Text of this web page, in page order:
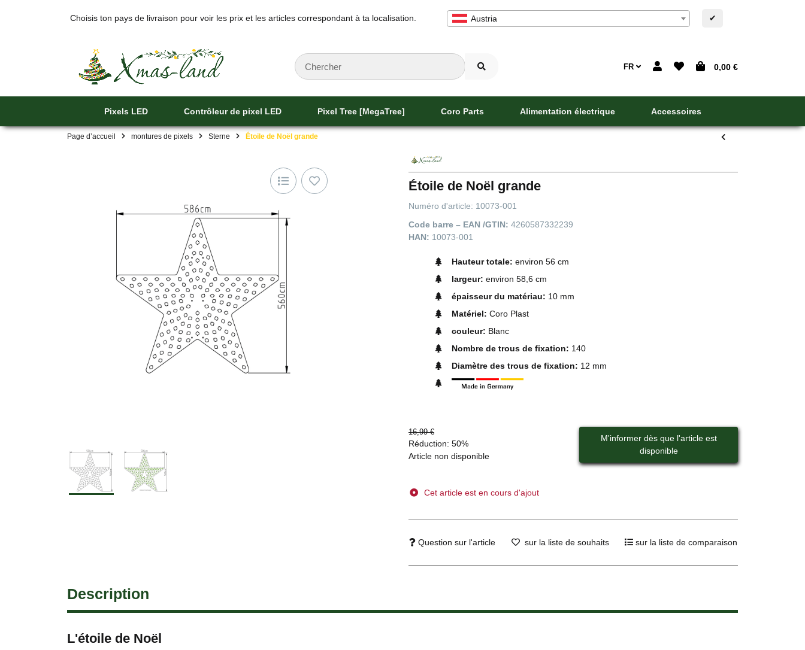
Choisis ton pays de livraison pour voir les prix et les articles correspondant à ta localisation. Austria ✔
FR 0,00 €
Pixels LED Contrôleur de pixel LED Pixel Tree [MegaTree] Coro Parts Alimentation électrique Accessoires
Page d’accueil montures de pixels Sterne Étoile de Noël grande
Étoile de Noël grande
Numéro d'article: 10073-001
Code barre – EAN /GTIN: 4260587332239
HAN: 10073-001
Hauteur totale: environ 56 cm
largeur: environ 58,6 cm
épaisseur du matériau: 10 mm
Matériel: Coro Plast
couleur: Blanc
Nombre de trous de fixation: 140
Diamètre des trous de fixation: 12 mm
16,99 €
Réduction: 50%
Article non disponible
Cet article est en cours d'ajout
M'informer dès que l'article est
disponible
Question sur l'article sur la liste de souhaits sur la liste de comparaison
Description
L'étoile de Noël